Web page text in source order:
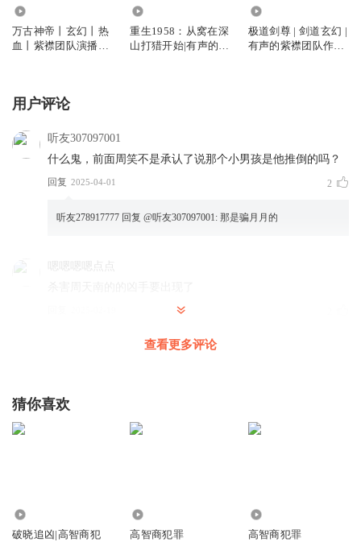
万古神帝丨玄幻丨热
血丨紫襟团队演播丨
重生1958：从窝在深
山打猎开始|有声的紫
极道剑尊 | 剑道玄幻 |
有声的紫襟团队作品
用户评论
听友307097001
什么鬼，前面周笑不是承认了说那个小男孩是他推倒的吗？
回复 2025-04-01 2
听友278917777 回复 @听友307097001 : 那是骗月月的
嗯嗯嗯嗯点点
大莎白
查看更多评论
猜你喜欢
破晓追凶|高智商犯
高智商犯罪 高智商犯罪